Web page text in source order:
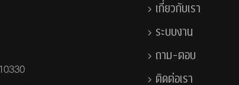
เกี่ยวกับเรา
ระบบงาน
ถาม-ตอบ
ติดต่อเรา